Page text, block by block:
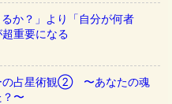
か？」より「自分が何者
重要になる
の占星術観② 〜あなたの魂
〜